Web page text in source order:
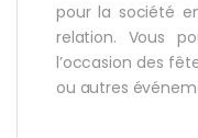
pour la société
relation. Vous
l’occasion des
ou autres